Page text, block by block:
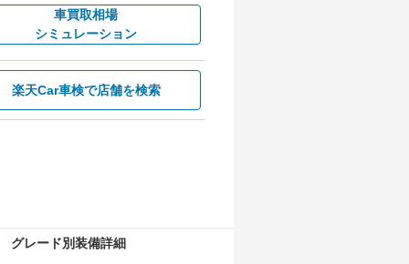
車買取相場
シミュレーション
楽天Car車検で店舗を検索
グレード別装備詳細